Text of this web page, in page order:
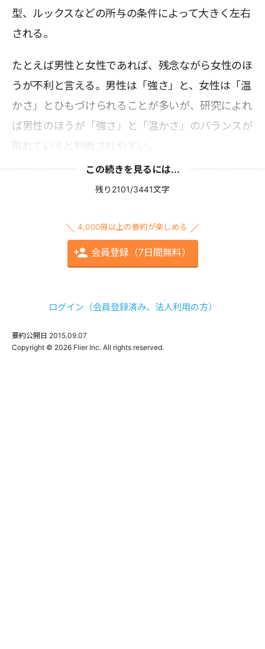
型、ルックスなどの所与の条件によって大きく左右
される。
たとえば男性と女性であれば、残念ながら女性のほ
うが不利と言える。男性は「強さ」と、女性は「温
かさ」とひもづけられることが多いが、研究によれ
ば男性のほうが「強さ」と「温かさ」のバランスが
取れていると判断されやすい。
この続きを見るには...
残り2101/3441文字
4,000冊以上の要約が楽しめる
会員登録（7日間無料）
ログイン（会員登録済み、法人利用の方）
要約公開日 2015.09.07